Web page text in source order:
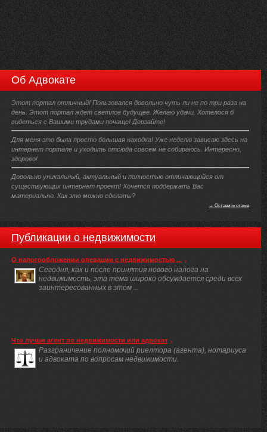
Об Адвокате
Этот портал отличный! Пользовался довольно чуть ли не по три раза на
день. Этот портал ждет светлое будущее. Желаю удачи. Хотелося б
видеться с Вашими трудами почаще! Дерзайте!
Для меня это была просто большая находка! Уже неделю зависаю здесь на
интернет портале и уходить отсюда совсем не собираюсь. Интересно,
здорово!
Довольно уникальный, актуальный и полностью отличающийся от
существующих интернет проект! Хочется поддержать Вас
материально. Как это можно сделать?
→ Оставить отзыв
Публикации о недвижимости
О налогообложении операции с недвижимостью ...
Сегодня, как и после принятия нового налога на
недвижимость, эта тема широко обсуждается среди всех
заинтересованных в этом ...
Что лучше агент по недвижимости или адвокат
Разграничение полномочий риелтора (агента), нотариуса
и адвоката по вопросам недвижимости.